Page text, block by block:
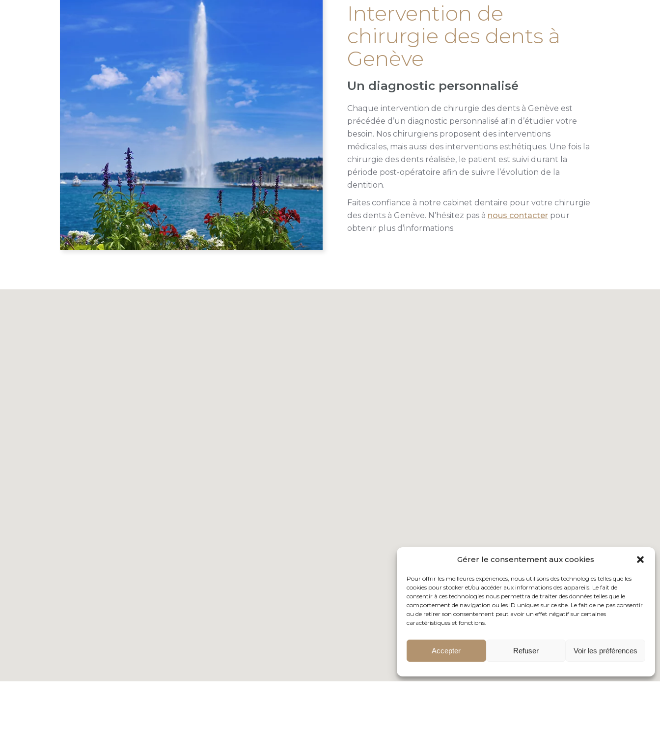
Gérer le consentement aux cookies
Pour offrir les meilleures expériences, nous utilisons des technologies telles que les
cookies pour stocker et/ou accéder aux informations des appareils. Le fait de
consentir à ces technologies nous permettra de traiter des données telles que le
comportement de navigation ou les ID uniques sur ce site. Le fait de ne pas consentir
ou de retirer son consentement peut avoir un effet négatif sur certaines
caractéristiques et fonctions.
Accepter Refuser Voir les préférences
Intervention de
chirurgie des dents à
Genève
Un diagnostic personnalisé
Chaque intervention de chirurgie des dents à Genève est
précédée d’un diagnostic personnalisé afin d’étudier votre
besoin. Nos chirurgiens proposent des interventions
médicales, mais aussi des interventions esthétiques. Une fois la
chirurgie des dents réalisée, le patient est suivi durant la
période post-opératoire afin de suivre l’évolution de la
dentition.
Faites confiance à notre cabinet dentaire pour votre chirurgie
des dents à Genève. N’hésitez pas à nous contacter pour
obtenir plus d’informations.